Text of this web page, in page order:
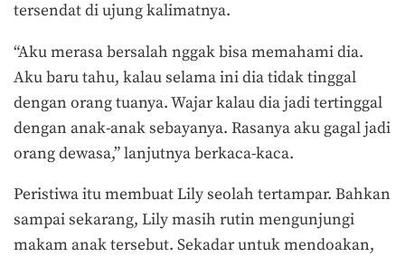
tersendat di ujung kalimatnya.
“Aku merasa bersalah nggak bisa memahami dia.
Aku baru tahu, kalau selama ini dia tidak tinggal
dengan orang tuanya. Wajar kalau dia jadi tertinggal
dengan anak-anak sebayanya. Rasanya aku gagal jadi
orang dewasa,” lanjutnya berkaca-kaca.
Peristiwa itu membuat Lily seolah tertampar. Bahkan
sampai sekarang, Lily masih rutin mengunjungi
makam anak tersebut. Sekadar untuk mendoakan,